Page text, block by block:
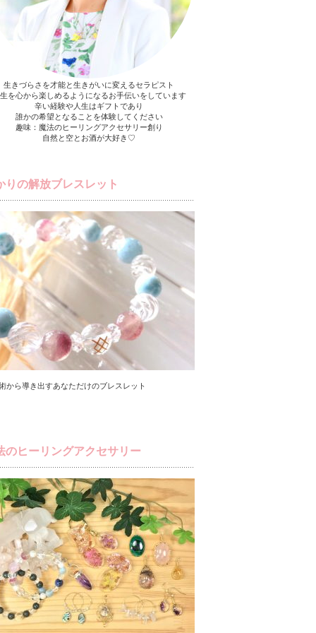
生きづらさを才能と生きがいに変えるセラピスト
を心から楽しめるようになるお手伝いをしています
辛い経験や人生はギフトであり
誰かの希望となることを体験してください
趣味：魔法のヒーリングアクセサリー創り
自然と空とお酒が大好き♡
りの解放ブレスレット
から導き出すあなただけのブレスレット
のヒーリングアクセサリー